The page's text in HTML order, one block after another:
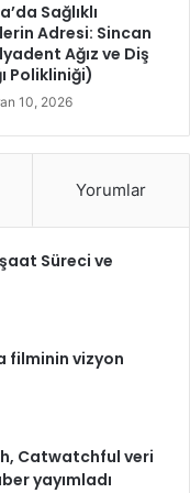
Sağlıklı
Adresi: Sincan
Ağız ve Diş
Polikliniği)
10, 2026
Yorumlar
Süreci ve
filminin vizyon
Catwatchful veri
yayımladı